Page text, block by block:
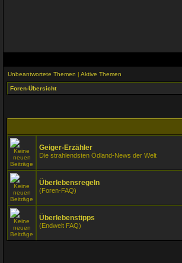
Unbeantwortete Themen | Aktive Themen
Foren-Übersicht
Geiger-Erzähler
Die strahlendsten Ödland-News der Welt
Überlebensregeln
(Foren-FAQ)
Überlebenstipps
(Endwelt FAQ)